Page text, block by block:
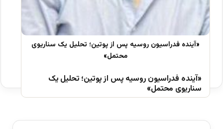
«آینده فدراسیون روسیه پس از پوتین؛ تحلیل یک
سناریوی محتمل»